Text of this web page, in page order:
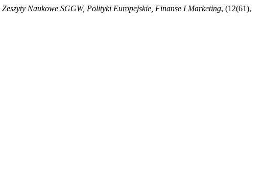
Zeszyty Naukowe SGGW, Polityki Europejskie, Finanse I Marketing, (12(61),